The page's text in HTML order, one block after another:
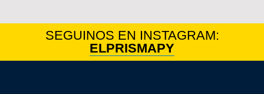
SEGUINOS EN INSTAGRAM:
ELPRISMAPY